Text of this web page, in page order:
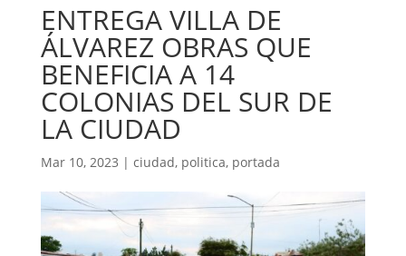
ENTREGA VILLA DE
ÁLVAREZ OBRAS QUE
BENEFICIA A 14
COLONIAS DEL SUR DE
LA CIUDAD
Mar 10, 2023 | ciudad, politica, portada